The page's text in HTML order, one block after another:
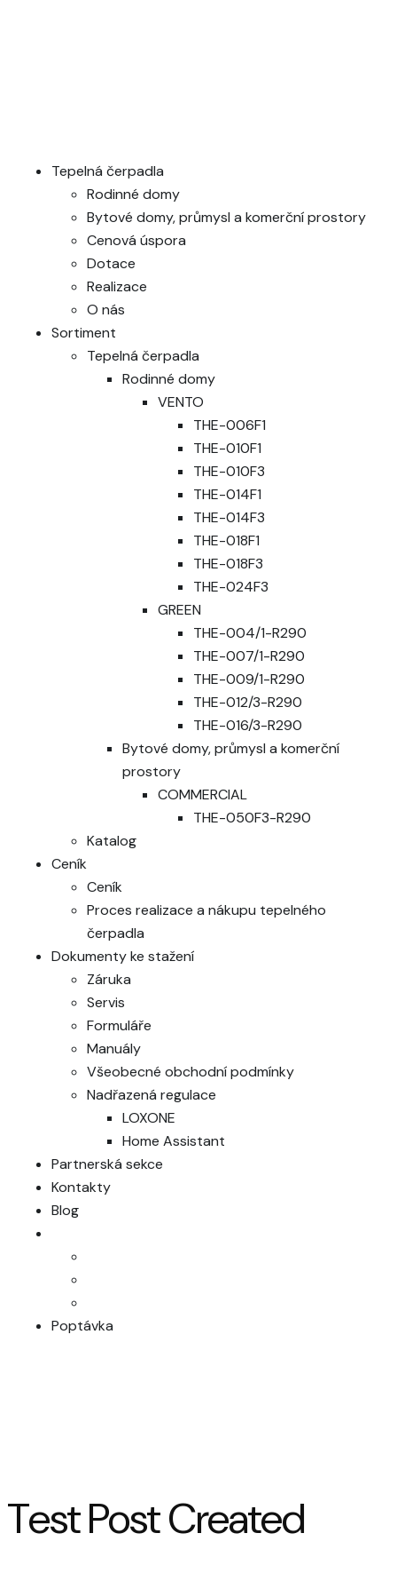
Tepelná čerpadla
Rodinné domy
Bytové domy, průmysl a komerční prostory
Cenová úspora
Dotace
Realizace
O nás
Sortiment
Tepelná čerpadla
Rodinné domy
VENTO
THE-006F1
THE-010F1
THE-010F3
THE-014F1
THE-014F3
THE-018F1
THE-018F3
THE-024F3
GREEN
THE-004/1-R290
THE-007/1-R290
THE-009/1-R290
THE-012/3-R290
THE-016/3-R290
Bytové domy, průmysl a komerční
prostory
COMMERCIAL
THE-050F3-R290
Katalog
Ceník
Ceník
Proces realizace a nákupu tepelného
čerpadla
Dokumenty ke stažení
Záruka
Servis
Formuláře
Manuály
Všeobecné obchodní podmínky
Nadřazená regulace
LOXONE
Home Assistant
Partnerská sekce
Kontakty
Blog
Poptávka
Test Post Created